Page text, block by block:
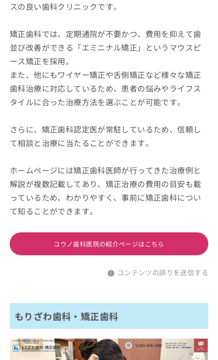
スの良い歯科クリニックです。
矯正歯科では、定期通院が不要かつ、費用を抑えて歯
並び改善ができる「エミニナル矯正」というマウスピ
ース矯正を採用。
また、他にもワイヤー矯正や舌側矯正など様々な矯正
歯科治療に対応しているため、患者の悩みやライフス
タイルに合った治療方法を選ぶことが可能です。
さらに、矯正歯科認定医が常駐しているため、信頼し
て相談と治療に当たることができます。
ホームページには矯正歯科医師が行ってきた治療例と
解説が複数記載してあり、矯正治療の費用の目安も載
っているため、わかりやすく、事前に矯正歯科につい
て知ることができます。
コウノ歯科医院の紹介ページはこちら
コンテンツの誤りを送信する
もりざわ歯科・矯正歯科